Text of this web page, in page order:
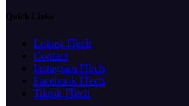
Quick Links
Lokasi ITech
Contact
Instagram ITech
Facebook ITech
Tiktok ITech